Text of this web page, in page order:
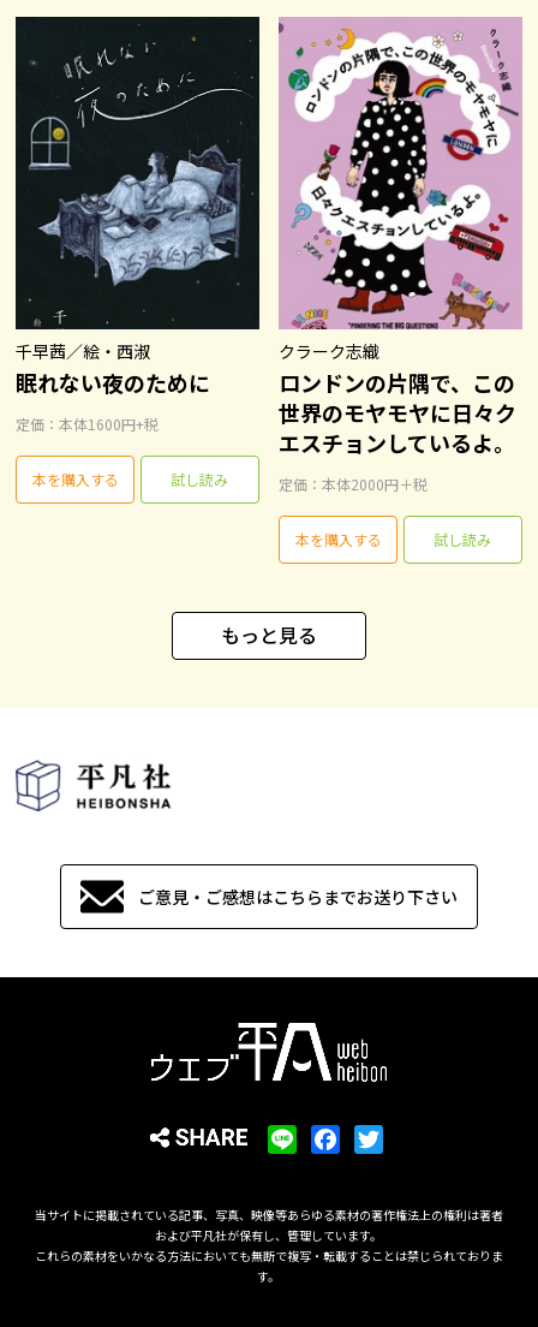
千早茜／絵・西淑
眠れない夜のために
定価：本体1600円+税
本を購入する 試し読み
クラーク志織
ロンドンの片隅で、この
世界のモヤモヤに日々ク
エスチョンしているよ。
定価：本体2000円＋税
本を購入する 試し読み
もっと見る
ご意見・ご感想はこちらまでお送り下さい
e
e
b
t
t
当サイトに掲載されている記事、写真、映像等あらゆる素材の著作権法上の権利は著者
および平凡社が保有し、管理しています。
これらの素材をいかなる方法においても無断で複写・転載することは禁じられておりま
す。